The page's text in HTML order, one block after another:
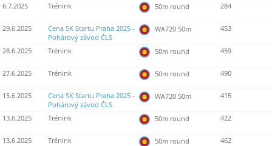
6.7.2025 Trénink 50m round 284
29.6.2025
Cena SK Startu Praha 2025 -
Pohárový závod ČLS
WA720 50m 453
28.6.2025 Trénink 50m round 459
27.6.2025 Trénink 50m round 490
15.6.2025
Cena SK Startu Praha 2025 -
Pohárový závod ČLS
WA720 50m 415
13.6.2025 Trénink 50m round 422
13.6.2025 Trénink 50m round 462